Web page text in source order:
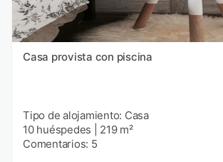
Casa provista con piscina
Tipo de alojamiento: Casa
10 huéspedes
219 m²
Comentarios: 5